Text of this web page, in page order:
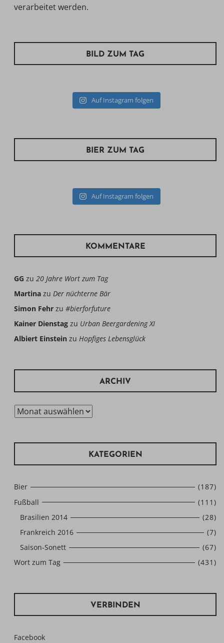
verarbeitet werden.
BILD ZUM TAG
Auf Instagram folgen
BIER ZUM TAG
Auf Instagram folgen
KOMMENTARE
GG zu 20 Jahre Wort zum Tag
Martina zu Der nüchterne Bär
Simon Fehr zu #bierforfuture
Kainer Dienstag zu Urban Beergardening XI
Albiert Einstein zu Hopfiges Lebensglück
ARCHIV
Archiv
KATEGORIEN
Bier
(187)
Fußball
(111)
Brasilien 2014
(28)
Frankreich 2016
(7)
Saison-Sonett
(67)
Wort zum Tag
(431)
VERBINDEN
Facebook